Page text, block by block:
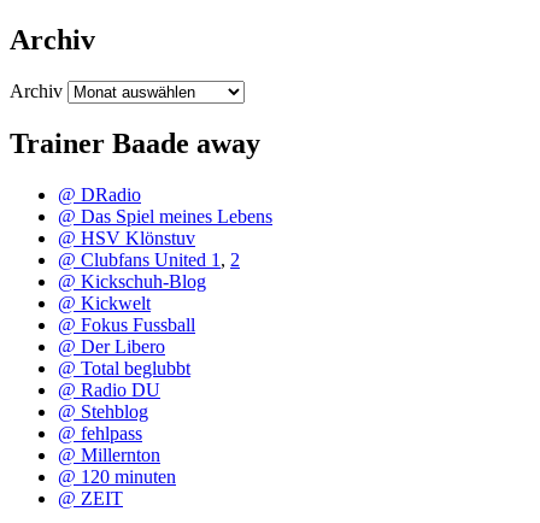
Archiv
Archiv
Trainer Baade away
@ DRadio
@ Das Spiel meines Lebens
@ HSV Klönstuv
@ Clubfans United 1 , 2
@ Kickschuh-Blog
@ Kickwelt
@ Fokus Fussball
@ Der Libero
@ Total beglubbt
@ Radio DU
@ Stehblog
@ fehlpass
@ Millernton
@ 120 minuten
@ ZEIT